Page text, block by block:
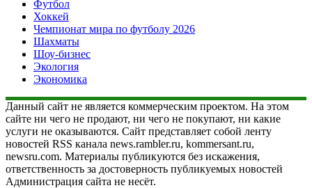
Футбол
Хоккей
Чемпионат мира по футболу 2026
Шахматы
Шоу-бизнес
Экология
Экономика
Данный сайт не является коммерческим проектом. На этом
сайте ни чего не продают, ни чего не покупают, ни какие
услуги не оказываются. Сайт представляет собой ленту
новостей RSS канала news.rambler.ru, kommersant.ru,
newsru.com. Материалы публикуются без искажения,
ответственность за достоверность публикуемых новостей
Администрация сайта не несёт.